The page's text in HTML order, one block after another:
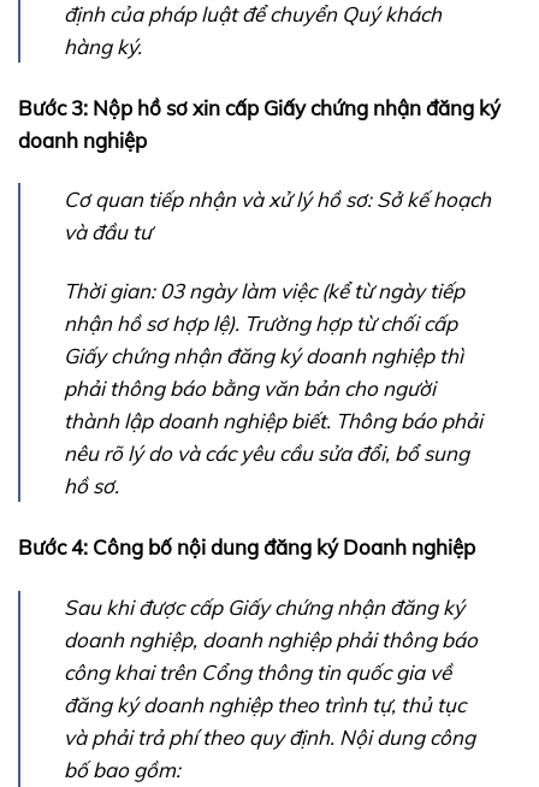
định của pháp luật để chuyển Quý khách
hàng ký.
Bước 3: Nộp hồ sơ xin cấp Giấy chứng nhận đăng ký
doanh nghiệp
Cơ quan tiếp nhận và xử lý hồ sơ: Sở kế hoạch
và đầu tư
Thời gian: 03 ngày làm việc (kể từ ngày tiếp
nhận hồ sơ hợp lệ). Trường hợp từ chối cấp
Giấy chứng nhận đăng ký doanh nghiệp thì
phải thông báo bằng văn bản cho người
thành lập doanh nghiệp biết. Thông báo phải
nêu rõ lý do và các yêu cầu sửa đổi, bổ sung
hồ sơ.
Bước 4: Công bố nội dung đăng ký Doanh nghiệp
Sau khi được cấp Giấy chứng nhận đăng ký
doanh nghiệp, doanh nghiệp phải thông báo
công khai trên Cổng thông tin quốc gia về
đăng ký doanh nghiệp theo trình tự, thủ tục
và phải trả phí theo quy định. Nội dung công
bố bao gồm: